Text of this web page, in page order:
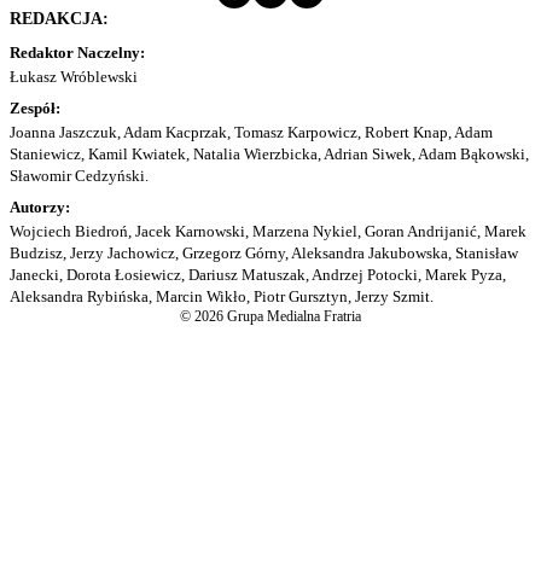
REDAKCJA:
Redaktor Naczelny:
Łukasz Wróblewski
Zespół:
Joanna Jaszczuk, Adam Kacprzak, Tomasz Karpowicz, Robert Knap, Adam
Staniewicz, Kamil Kwiatek, Natalia Wierzbicka, Adrian Siwek, Adam Bąkowski,
Sławomir Cedzyński.
Autorzy:
Wojciech Biedroń, Jacek Karnowski, Marzena Nykiel, Goran Andrijanić, Marek
Budzisz, Jerzy Jachowicz, Grzegorz Górny, Aleksandra Jakubowska, Stanisław
Janecki, Dorota Łosiewicz, Dariusz Matuszak, Andrzej Potocki, Marek Pyza,
Aleksandra Rybińska, Marcin Wikło, Piotr Gursztyn, Jerzy Szmit.
© 2026 Grupa Medialna Fratria